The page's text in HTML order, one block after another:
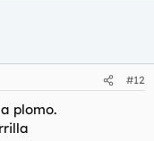
#12
plomo.